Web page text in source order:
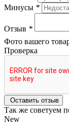
Минусы *
Отзыв *
Фото вашего
Проверка
Оставить отзыв
Так же советуем
New